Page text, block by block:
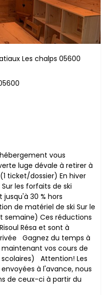
Les chalps 05600
vous
luge dévale à retirer à
ticket/dossier) En hiver
les forfaits de ski
jusqu'à 30 % hors
de matériel de ski Sur le
semaine) ​Ces réductions
Résa et sont à
Gagnez du temps à
vos cours de
Attention! Les
à l'avance, nous
de ceux-ci à partir du